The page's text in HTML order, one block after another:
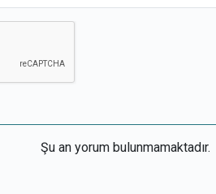
Şu an yorum bulunmamaktadır.